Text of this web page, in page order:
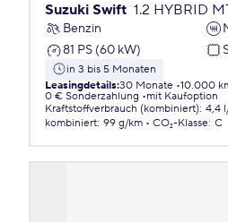
Suzuki Swift 1.2 HYBRID
Benzin
81 PS (60 kW)
in 3 bis 5 Monaten
Leasingdetails:30 Monate 10.000
0 € Sonderzahlung
mit Kaufoption
Kraftstoffverbrauch (kombiniert): 4,4
kombiniert: 99 g/km CO₂-Klasse: C